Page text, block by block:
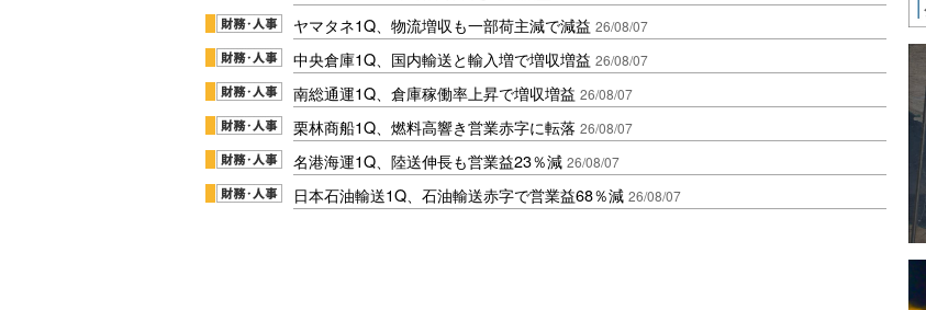
ヤマタネ1Q、物流増収も一部荷主減で減益 26/08/07
中央倉庫1Q、国内輸送と輸入増で増収増益 26/08/07
南総通運1Q、倉庫稼働率上昇で増収増益 26/08/07
栗林商船1Q、燃料高響き営業赤字に転落 26/08/07
名港海運1Q、陸送伸長も営業益23％減 26/08/07
日本石油輸送1Q、石油輸送赤字で営業益68％減 26/08/07